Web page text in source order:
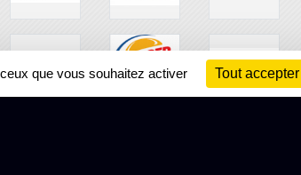
que vous souhaitez activer Tout accepter